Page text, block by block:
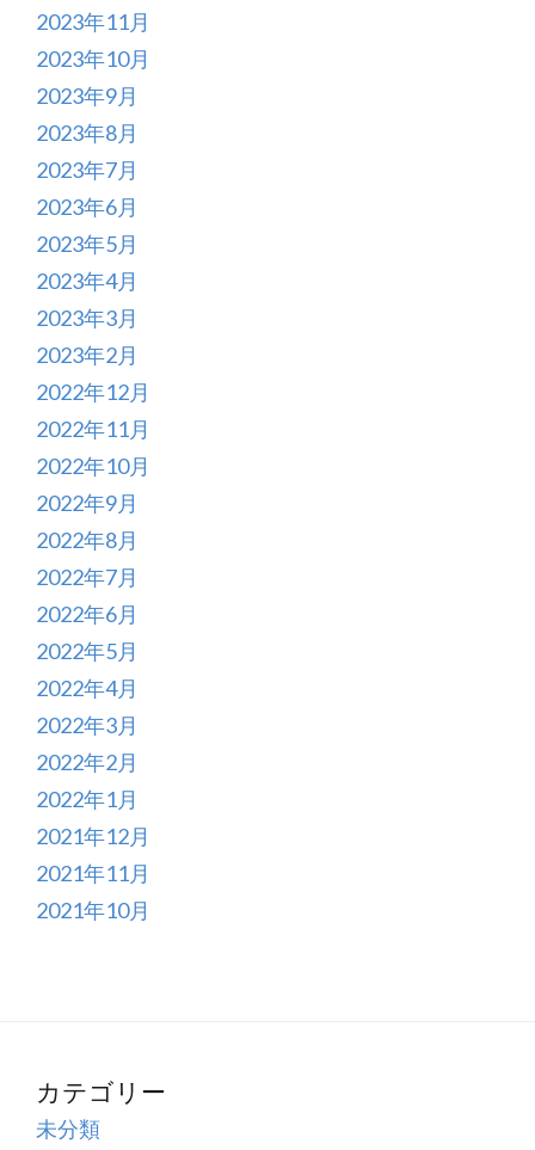
2023年11月
2023年10月
2023年9月
2023年8月
2023年7月
2023年6月
2023年5月
2023年4月
2023年3月
2023年2月
2022年12月
2022年11月
2022年10月
2022年9月
2022年8月
2022年7月
2022年6月
2022年5月
2022年4月
2022年3月
2022年2月
2022年1月
2021年12月
2021年11月
2021年10月
カテゴリー
未分類